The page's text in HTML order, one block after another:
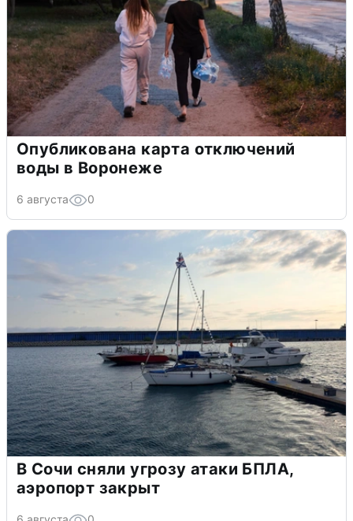
Опубликована карта отключений
воды в Воронеже
6 августа 0
В Сочи сняли угрозу атаки БПЛА,
аэропорт закрыт